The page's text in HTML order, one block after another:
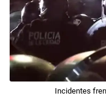
Incidentes